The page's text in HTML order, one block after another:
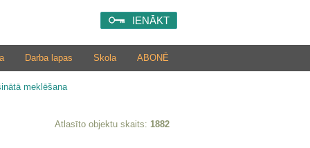
IENĀKT
ABONĒ
Skola
Darba lapas
meklēšana
Atlasīto objektu skaits: 1882